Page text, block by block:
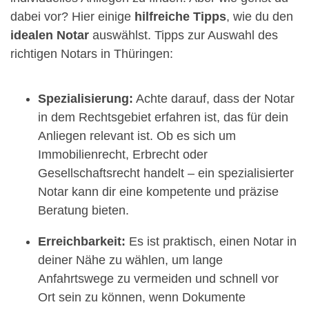
dabei vor? Hier einige hilfreiche Tipps, wie du den
idealen Notar auswählst. Tipps zur Auswahl des
richtigen Notars in Thüringen:
Spezialisierung: Achte darauf, dass der Notar
in dem Rechtsgebiet erfahren ist, das für dein
Anliegen relevant ist. Ob es sich um
Immobilienrecht, Erbrecht oder
Gesellschaftsrecht handelt – ein spezialisierter
Notar kann dir eine kompetente und präzise
Beratung bieten.
Erreichbarkeit: Es ist praktisch, einen Notar in
deiner Nähe zu wählen, um lange
Anfahrtswege zu vermeiden und schnell vor
Ort sein zu können, wenn Dokumente